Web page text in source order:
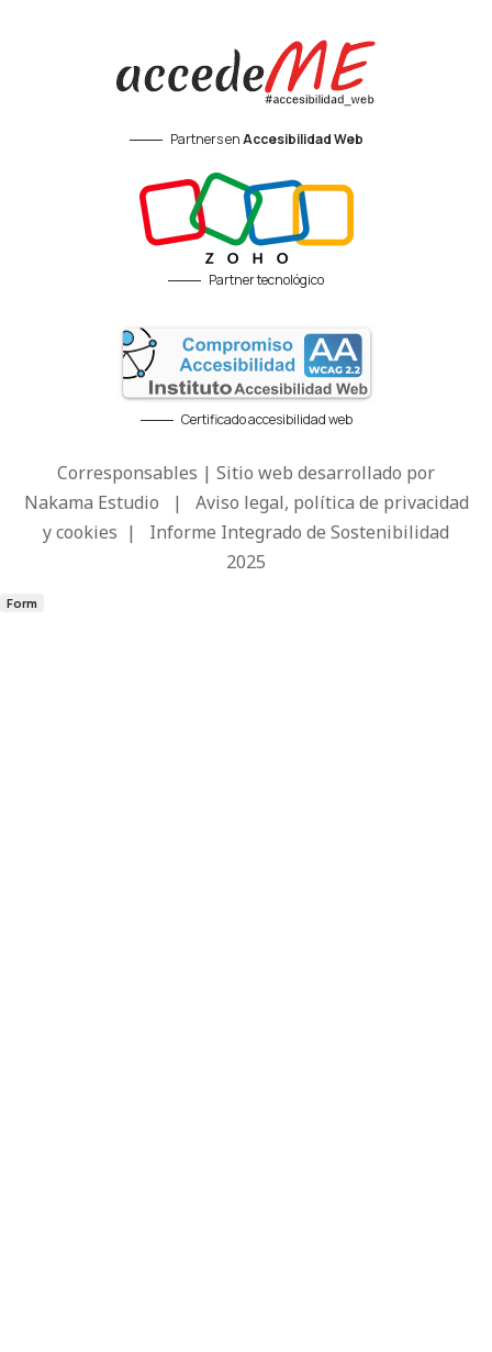
Partners enAccesibilidad Web
Partner tecnológico
Certificado accesibilidad web
Corresponsables | Sitio web desarrollado por
Nakama Estudio | Aviso legal, política de privacidad
y cookies | Informe Integrado de Sostenibilidad
2025
Form